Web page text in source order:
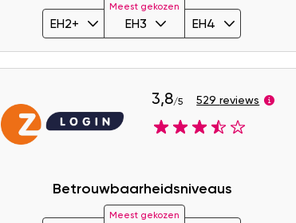
EH2+
Meest gekozen
EH3 EH4
Image 3,8/5 529 reviews
Betrouwbaarheidsniveaus
Meest gekozen